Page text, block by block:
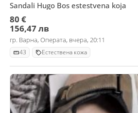
Sandali Hugo Bos estestvena koja
80 €
156,47 лв
гр. Варна, Операта, вчера, 20:11
43 Естествена кожа